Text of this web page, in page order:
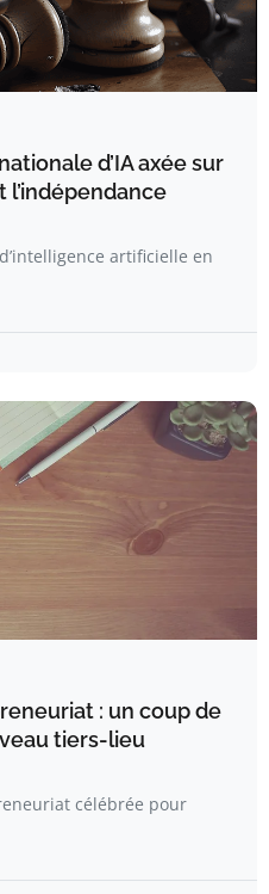
d’IA axée sur
l’indépendance
artificielle en
: un coup de
tiers-lieu
célébrée pour